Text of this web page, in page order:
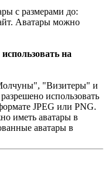
с размерами до:
Аватары можно
на
"Визитеры" и
использовать
JPEG или PNG.
иметь аватары в
аватары в